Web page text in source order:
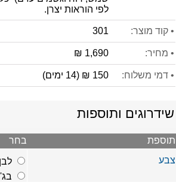
לפי הוראות יצרן.
• קוד מוצר: 301
• מחיר: 1,690 ₪
• דמי משלוח: 150 ₪ (14 ימים)
שידרוגים ותוספות
תוספת בחר
צבע
לבן
בג'